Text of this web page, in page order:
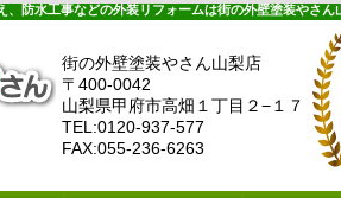
防水工事などの外装リフォームは街の外壁塗装やさん
街の外壁塗装やさん山梨店
〒400-0042
山梨県甲府市高畑１丁目２−１７
TEL:0120-937-577
FAX:055-236-6263